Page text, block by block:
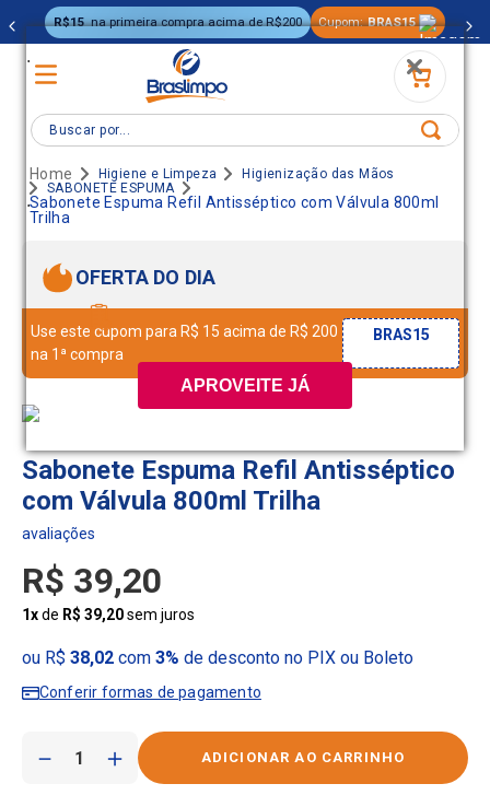
.
.
APROVEITE JÁ
R$15 na primeira compra acima de R$200 Cupom: BRAS15
Buscar por...
Higiene e Limpeza
Higienização das Mãos
SABONETE ESPUMA
Sabonete Espuma Refil Antisséptico com Válvula 800ml
Trilha
OFERTA DO DIA
Use este cupom para R$ 15 acima de R$ 200
na 1ª compra
BRAS15
Sabonete Espuma Refil Antisséptico
com Válvula 800ml Trilha
R$ 39,20
1xde R$ 39,20sem juros
ou R$ 38,02com 3% de desconto no PIX ou Boleto
Conferir formas de pagamento
＋
－